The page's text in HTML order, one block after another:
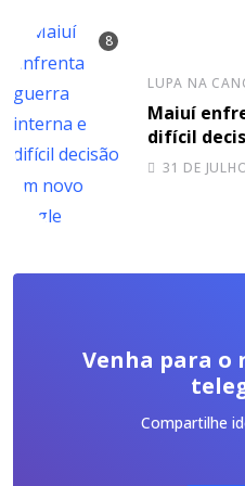
LUPA NA
Maiuí
difícil
31 DE
Venha para o
Compartilhe